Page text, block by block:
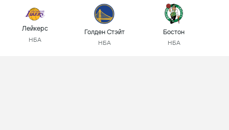
Лейкерс
НБА
Голден Стэйт
НБА
Бостон
НБА